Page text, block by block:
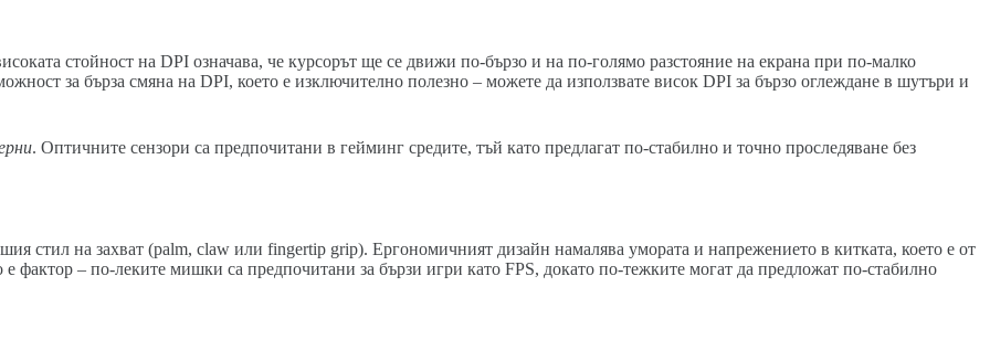
стойност на DPI означава, че курсорът ще се движи по-бързо и на по-голямо разстояние на екрана при по-малко
за бърза смяна на DPI, което е изключително полезно – можете да използвате висок DPI за бързо оглеждане в шутъри и
. Оптичните сензори са предпочитани в гейминг средите, тъй като предлагат по-стабилно и точно проследяване без
стил на захват (palm, claw или fingertip grip). Ергономичният дизайн намалява умората и напрежението в китката, което е от
фактор – по-леките мишки са предпочитани за бързи игри като FPS, докато по-тежките могат да предложат по-стабилно